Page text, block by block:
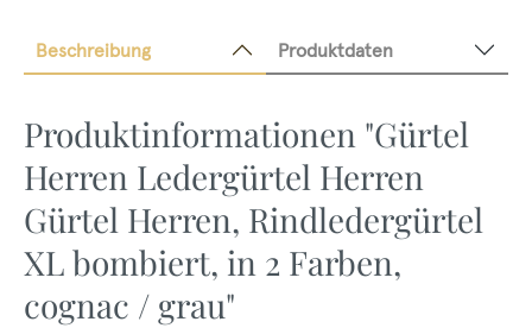
Beschreibung Produktdaten
Produktinformationen "Gürtel
Herren Ledergürtel Herren
Gürtel Herren, Rindledergürtel
XL bombiert, in 2 Farben,
cognac / grau"